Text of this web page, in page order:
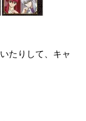
たりして、キャ